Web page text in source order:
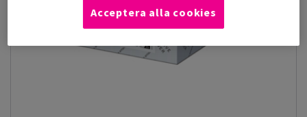
Acceptera alla cookies